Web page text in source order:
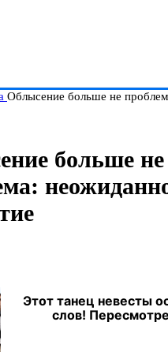
Облысение больше не
больше не
Этот танец невесты
слов!